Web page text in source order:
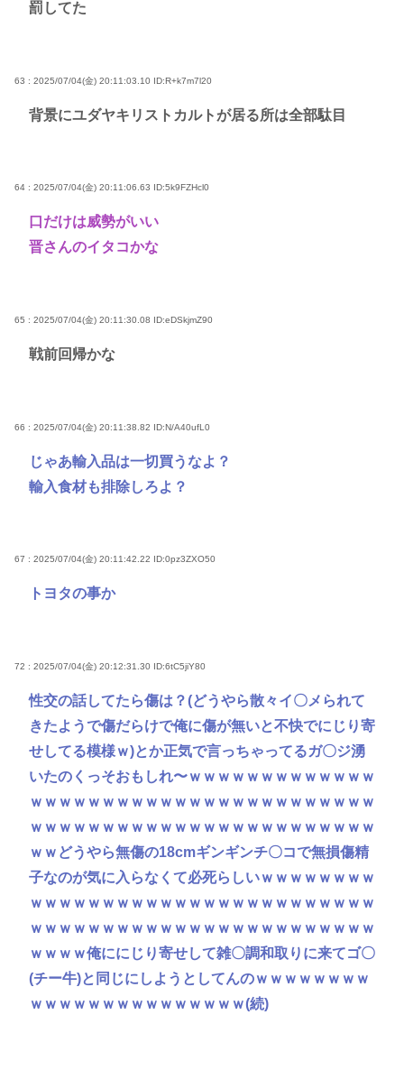
罰してた
63 : 2025/07/04(金) 20:11:03.10 ID:R+k7m7l20
背景にユダヤキリストカルトが居る所は全部駄目
64 : 2025/07/04(金) 20:11:06.63 ID:5k9FZHcl0
口だけは威勢がいい
晋さんのイタコかな
65 : 2025/07/04(金) 20:11:30.08 ID:eDSkjmZ90
戦前回帰かな
66 : 2025/07/04(金) 20:11:38.82 ID:N/A40ufL0
じゃあ輸入品は一切買うなよ？
輸入食材も排除しろよ？
67 : 2025/07/04(金) 20:11:42.22 ID:0pz3ZXO50
トヨタの事か
72 : 2025/07/04(金) 20:12:31.30 ID:6tC5jiY80
性交の話してたら傷は？(どうやら散々イ〇メられて
きたようで傷だらけで俺に傷が無いと不快でにじり寄
せしてる模様ｗ)とか正気で言っちゃってるガ〇ジ湧
いたのくっそおもしれ〜ｗｗｗｗｗｗｗｗｗｗｗｗｗ
ｗｗｗｗｗｗｗｗｗｗｗｗｗｗｗｗｗｗｗｗｗｗｗｗ
ｗｗｗｗｗｗｗｗｗｗｗｗｗｗｗｗｗｗｗｗｗｗｗｗ
ｗｗどうやら無傷の18cmギンギンチ〇コで無損傷精
子なのが気に入らなくて必死らしいｗｗｗｗｗｗｗｗ
ｗｗｗｗｗｗｗｗｗｗｗｗｗｗｗｗｗｗｗｗｗｗｗｗ
ｗｗｗｗｗｗｗｗｗｗｗｗｗｗｗｗｗｗｗｗｗｗｗｗ
ｗｗｗｗ俺ににじり寄せして雑〇調和取りに来てゴ〇
(チー牛)と同じにしようとしてんのｗｗｗｗｗｗｗｗ
ｗｗｗｗｗｗｗｗｗｗｗｗｗｗｗ(続)